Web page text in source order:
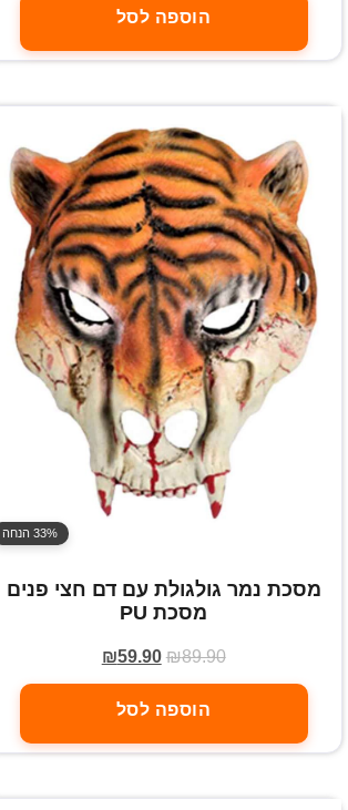
הוספה לסל
33% הנחה
מסכת נמר גולגולת עם דם חצי פנים
מסכת PU
₪89.90
₪59.90
הוספה לסל